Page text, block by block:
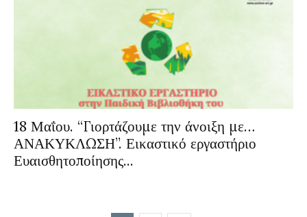
18 Μαΐου. “Γιορτάζουμε την άνοιξη με…
ΑΝΑΚΥΚΛΩΣΗ”. Εικαστικό εργαστήριο
Ευαισθητοποίησης...